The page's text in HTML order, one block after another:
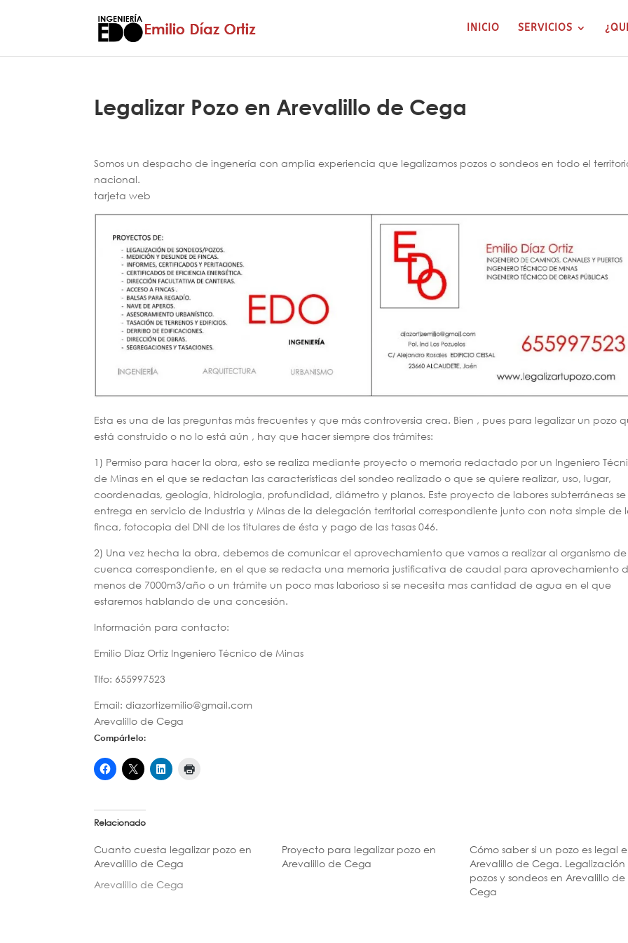
INICIO SERVICIOS
Legalizar Pozo en Arevalillo de Cega
Somos un despacho de ingenería con amplia experiencia que legalizamos pozos o sondeos en todo el
nacional.
tarjeta web
Esta es una de las preguntas más frecuentes y que más controversia crea. Bien , pues para legalizar un pozo
está construido o no lo está aún , hay que hacer siempre dos trámites:
1) Permiso para hacer la obra, esto se realiza mediante proyecto o memoria redactado por un Ingeniero
de Minas en el que se redactan las características del sondeo realizado o que se quiere realizar, uso, lugar,
coordenadas, geología, hidrologia, profundidad, diámetro y planos. Este proyecto de labores subterráneas se
entrega en servicio de Industria y Minas de la delegación territorial correspondiente junto con nota simple de
finca, fotocopia del DNI de los titulares de ésta y pago de las tasas 046.
2) Una vez hecha la obra, debemos de comunicar el aprovechamiento que vamos a realizar al organismo de
cuenca correspondiente, en el que se redacta una memoria justificativa de caudal para aprovechamiento
menos de 7000m3/año o un trámite un poco mas laborioso si se necesita mas cantidad de agua en el que
estaremos hablando de una concesión.
Información para contacto:
Emilio Díaz Ortiz Ingeniero Técnico de Minas
Tlfo: 655997523
Email: diazortizemilio@gmail.com
Arevalillo de Cega
Compártelo:
Relacionado
Cuanto cuesta legalizar pozo en
Arevalillo de Cega
Arevalillo de Cega
Proyecto para legalizar pozo en
Arevalillo de Cega
Cómo saber si un pozo es legal
Arevalillo de Cega.
pozos y sondeos en Arevalillo de
Cega